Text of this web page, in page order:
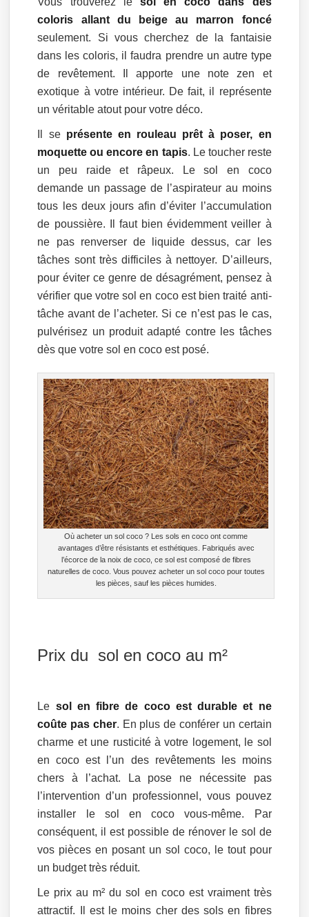
coloris allant du beige au marron foncé
seulement. Si vous cherchez de la fantaisie
dans les coloris, il faudra prendre un autre type
de revêtement. Il apporte une note zen et
exotique à votre intérieur. De fait, il représente
un véritable atout pour votre déco.
Il se présente en rouleau prêt à poser, en
moquette ou encore en tapis. Le toucher reste
un peu raide et râpeux. Le sol en coco
demande un passage de l’aspirateur au moins
tous les deux jours afin d’éviter l’accumulation
de poussière. Il faut bien évidemment veiller à
ne pas renverser de liquide dessus, car les
tâches sont très difficiles à nettoyer. D’ailleurs,
pour éviter ce genre de désagrément, pensez à
vérifier que votre sol en coco est bien traité anti-
tâche avant de l’acheter. Si ce n’est pas le cas,
pulvérisez un produit adapté contre les tâches
dès que votre sol en coco est posé.
Où acheter un sol coco ? Les sols en coco ont comme
avantages d’être résistants et esthétiques. Fabriqués avec
l’écorce de la noix de coco, ce sol est composé de fibres
naturelles de coco. Vous pouvez acheter un sol coco pour toutes
les pièces, sauf les pièces humides.
Prix du sol en coco au m²
Le sol en fibre de coco est durable et ne
coûte pas cher. En plus de conférer un certain
charme et une rusticité à votre logement, le sol
en coco est l’un des revêtements les moins
chers à l’achat. La pose ne nécessite pas
l’intervention d’un professionnel, vous pouvez
installer le sol en coco vous-même. Par
conséquent, il est possible de rénover le sol de
vos pièces en posant un sol coco, le tout pour
un budget très réduit.
Le prix au m² du sol en coco est vraiment très
attractif. Il est le moins cher des sols en fibres